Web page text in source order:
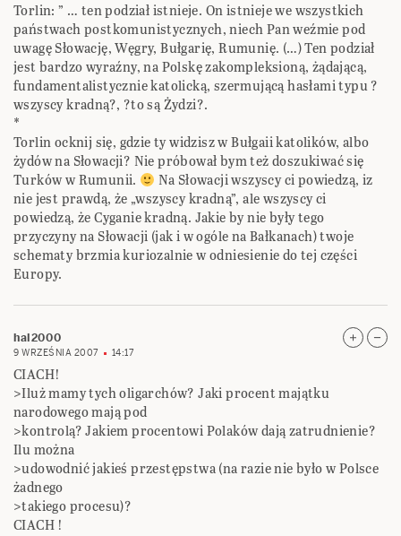
Torlin: ” … ten podział istnieje. On istnieje we wszystkich
państwach postkomunistycznych, niech Pan weźmie pod
uwagę Słowację, Węgry, Bułgarię, Rumunię. (…) Ten podział
jest bardzo wyraźny, na Polskę zakompleksioną, żądającą,
fundamentalistycznie katolicką, szermującą hasłami typu ?
wszyscy kradną?, ?to są Żydzi?.
*
Torlin ocknij się, gdzie ty widzisz w Bułgaii katolików, albo
żydów na Słowacji? Nie próbował bym też doszukiwać się
Turków w Rumunii.
Na Słowacji wszyscy ci powiedzą, iz
nie jest prawdą, że „wszyscy kradną”, ale wszyscy ci
powiedzą, że Cyganie kradną. Jakie by nie były tego
przyczyny na Słowacji (jak i w ogóle na Bałkanach) twoje
schematy brzmia kuriozalnie w odniesienie do tej części
Europy.
hal2000
9 WRZEŚNIA 2007 14:17
CIACH!
>Iluż mamy tych oligarchów? Jaki procent majątku
narodowego mają pod
>kontrolą? Jakiem procentowi Polaków dają zatrudnienie?
Ilu można
>udowodnić jakieś przestępstwa (na razie nie było w Polsce
żadnego
>takiego procesu)?
CIACH !